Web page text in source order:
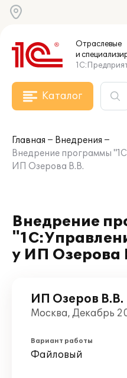
Отраслевые
и
Каталог
Главная
Внедрения
Внедрение программы
ИП Озерова В.В.
Внедрение
у ИП Озерова
ИП Озеров В.В.
Москва, Декабрь
Вариант работы
Файловый